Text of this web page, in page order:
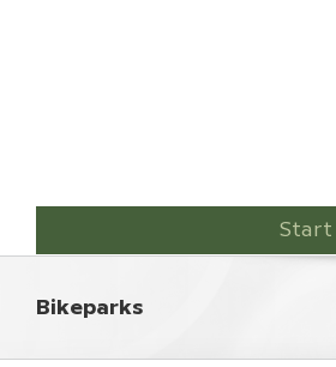
Start
Bikeparks